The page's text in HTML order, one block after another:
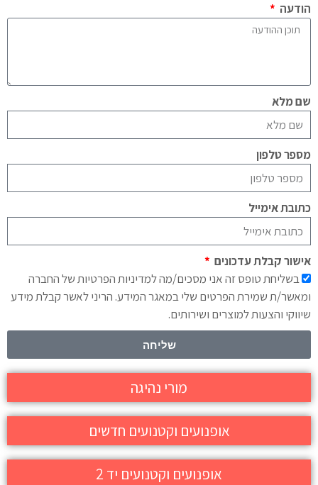
הודעה
שם מלא
מספר טלפון
כתובת אימייל
אישור קבלת עדכונים
בשליחת טופס זה אני מסכים/מה למדיניות הפרטיות של החברה
ומאשר/ת שמירת הפרטים שלי במאגר המידע. הריני לאשר קבלת מידע
שיווקי והצעות למוצרים ושירותים.
שליחה
מורי נהיגה
אופנועים וקטנועים חדשים
אופנועים וקטנועים יד 2